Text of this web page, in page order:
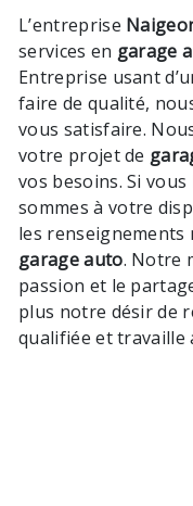
L’entreprise
services en garage
Entreprise usant
faire de qualité,
vous satisfaire.
votre projet de
vos besoins. Si
sommes à votre
les renseignements
garage auto. Notre
passion et le
plus notre désir de
qualifiée et travaille